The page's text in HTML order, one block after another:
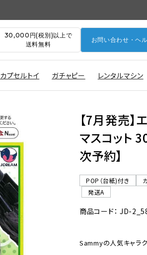
30,000円(税別)以上で
送料無料
お問い合わせ・ヘ
カプセルトイ ガチャピー レンタルマシン
【7月発売】
マスコット
次予約】
POP（台紙)付き
発送A
商品コード： JD-
Sammyの人気キャラ